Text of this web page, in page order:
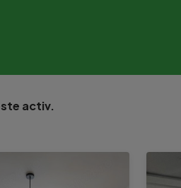
activ.